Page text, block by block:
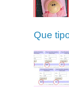
Que